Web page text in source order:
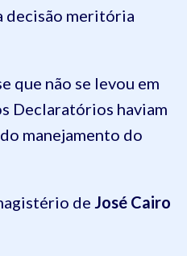
decisão meritória
que não se levou em
Declaratórios haviam
manejamento do
de José Cairo